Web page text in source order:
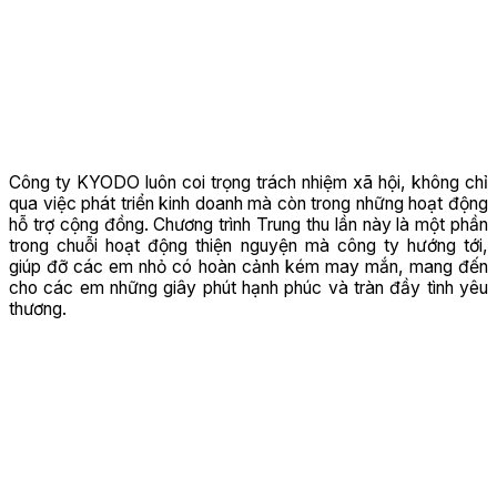
Công ty KYODO luôn coi trọng trách nhiệm xã hội, không chỉ
qua việc phát triển kinh doanh mà còn trong những hoạt động
hỗ trợ cộng đồng. Chương trình Trung thu lần này là một phần
trong chuỗi hoạt động thiện nguyện mà công ty hướng tới,
giúp đỡ các em nhỏ có hoàn cảnh kém may mắn, mang đến
cho các em những giây phút hạnh phúc và tràn đầy tình yêu
thương.